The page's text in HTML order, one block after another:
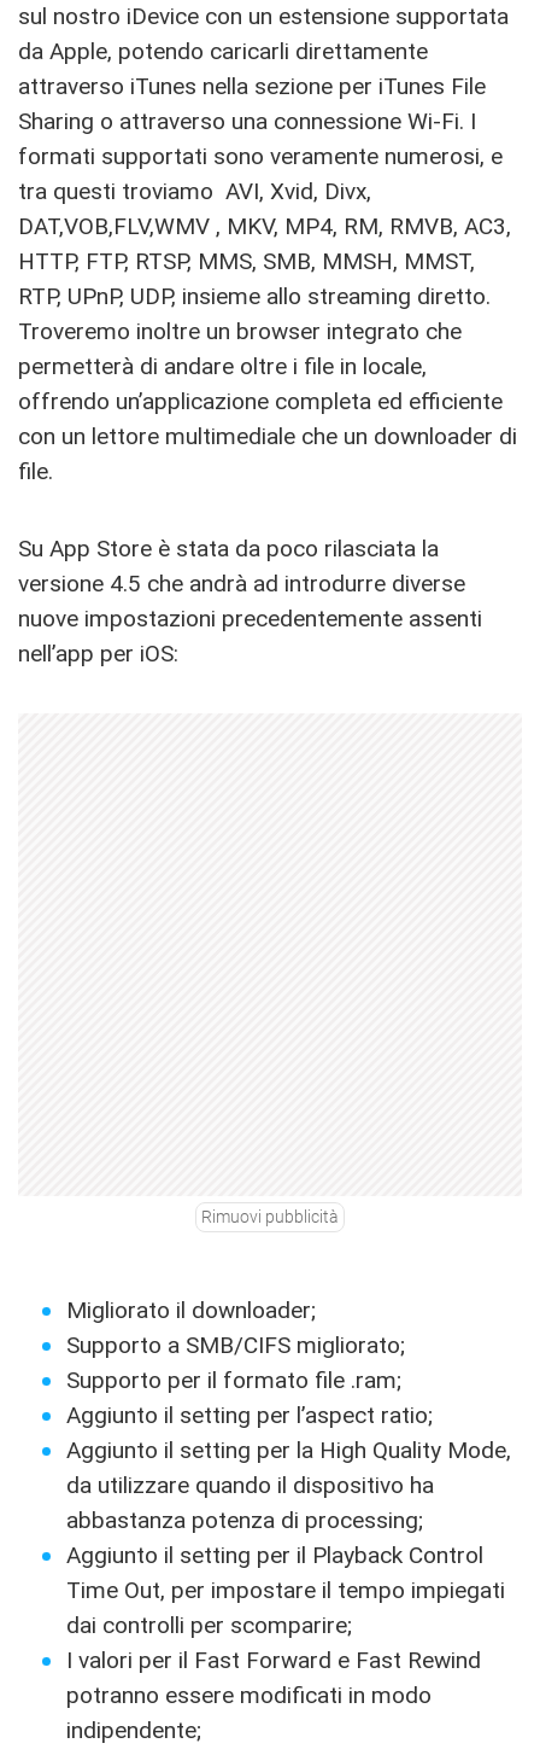
sul nostro iDevice con un estensione supportata
da Apple, potendo caricarli direttamente
attraverso iTunes nella sezione per iTunes File
Sharing o attraverso una connessione Wi-Fi. I
formati supportati sono veramente numerosi, e
tra questi troviamo AVI, Xvid, Divx,
DAT,VOB,FLV,WMV , MKV, MP4, RM, RMVB, AC3,
HTTP, FTP, RTSP, MMS, SMB, MMSH, MMST,
RTP, UPnP, UDP, insieme allo streaming diretto.
Troveremo inoltre un browser integrato che
permetterà di andare oltre i file in locale,
offrendo un’applicazione completa ed efficiente
con un lettore multimediale che un downloader di
file.
Su App Store è stata da poco rilasciata la
versione 4.5 che andrà ad introdurre diverse
nuove impostazioni precedentemente assenti
nell’app per iOS:
Rimuovi pubblicità
Migliorato il downloader;
Supporto a SMB/CIFS migliorato;
Supporto per il formato file .ram;
Aggiunto il setting per l’aspect ratio;
Aggiunto il setting per la High Quality Mode,
da utilizzare quando il dispositivo ha
abbastanza potenza di processing;
Aggiunto il setting per il Playback Control
Time Out, per impostare il tempo impiegati
dai controlli per scomparire;
I valori per il Fast Forward e Fast Rewind
potranno essere modificati in modo
indipendente;